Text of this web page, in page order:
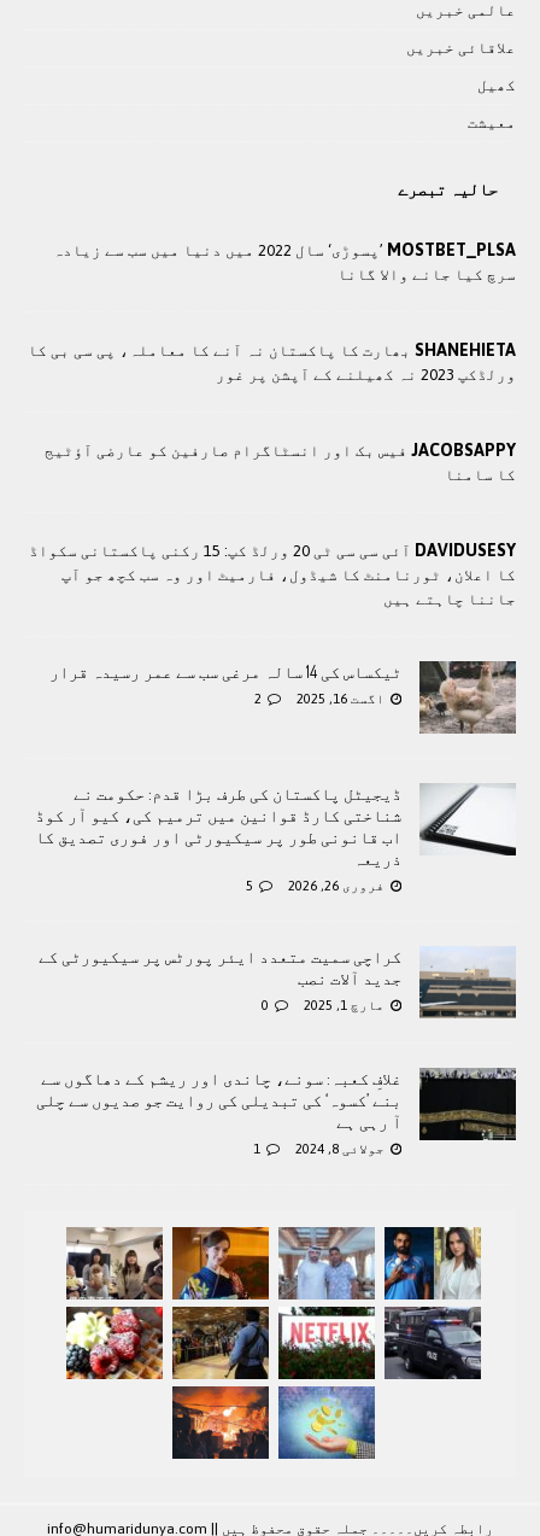
عالمی خبريں
علاقائی خبريں
کھيل
معيشت
حالیہ تبصرے
MOSTBET_PLSA
’پسوڑی‘ سال 2022 میں دنیا میں سب سے زیادہ
سرچ کیا جانے والا گانا
SHANEHIETA بھارت کا پاکستان نہ آنے کا معاملہ، پی سی بی کا
ورلڈکپ 2023 نہ کھیلنے کے آپشن پر غور
JACOBSAPPY فیس بک اور انسٹاگرام صارفین کو عارضی آؤٹیج
کا سامنا
DAVIDUSESY
آئی سی سی ٹی 20 ورلڈ کپ: 15 رکنی پاکستانی سکواڈ
کا اعلان، ٹورنامنٹ کا شیڈول، فارمیٹ اور وہ سب کچھ جو آپ
جاننا چاہتے ہیں
ٹیکساس کی 14 سالہ مرغی سب سے عمر رسیدہ قرار
اگست 16, 2025 2
ڈیجیٹل پاکستان کی طرف بڑا قدم: حکومت نے
شناختی کارڈ قوانین میں ترمیم کی، کیو آر کوڈ
اب قانونی طور پر سیکیورٹی اور فوری تصدیق کا
ذریعہ
فروری 26, 2026 5
کراچی سمیت متعدد ایئر پورٹس پر سیکیورٹی کے
جدید آلات نصب
مارچ 1, 2025 0
غلافِ کعبہ: سونے، چاندی اور ریشم کے دھاگوں سے
بنے ’کسوہ‘ کی تبدیلی کی روایت جو صدیوں سے چلی
آ رہی ہے
جولائی 8, 2024 1
رابطہ کريں۔۔۔۔۔ جملہ حقوق محفوظ ہيں | info@humaridunya.com